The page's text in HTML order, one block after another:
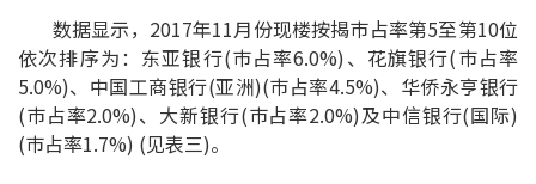
统计数据库
按揭快趣智识
按揭智库
数据显示，2017年11月份现楼按揭巿占率第5至第10位
依次排序为：东亚银行(巿占率6.0%)、花旗银行(巿占率
5.0%)、中国工商银行(亚洲)(巿占率4.5%)、华侨永亨银行
(巿占率2.0%)、大新银行(巿占率2.0%)及中信银行(国际)
(巿占率1.7%) (见表三)。